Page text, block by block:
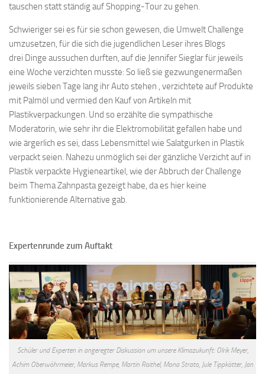
tauschen statt ständig auf Shopping-Tour zu gehen.
Schwieriger sei es für sie schon gewesen, die Umwelt Challenge
umzusetzen, für die sich die jugendlichen Leser ihres Blogs
drei Dinge aussuchen durften, auf die Jennifer Sieglar für jeweils
eine Woche verzichten musste: So ließ sie gezwungenermaßen
jeweils sieben Tage lang ihr Auto stehen , verzichtete auf Produkte
mit Palmöl und vermied den Kauf von Artikeln mit
Plastikverpackungen. Und so erzählte die sympathische
Moderatorin, wie sehr ihr die Elektromobilität gefallen habe und
wie ärgerlich es sei, dass Lebensmittel wie Salatgurken in Plastik
verpackt seien. Nahezu unmöglich sei der gänzliche Verzicht auf in
Plastik verpackte Hygieneartikel, wie der Abbruch der Challenge
beim Thema Zahnpasta gezeigt habe, da es hier keine
funktionierende Alternative gab.
Expertenrunde zum Auftakt
Schüler und Experten in angeregter Diskussion um unsere Klimazukunft: Olrik Meyer,
Achim Oberwöhrmeier, Markus Rempe, Martin Raithel, Mona Strato, Jule Tippkötter, Jan